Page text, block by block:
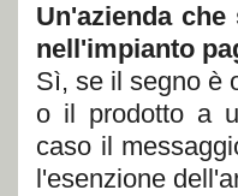
Un'azienda
nell'impianto
Sì, se il segno è
o il prodotto a
caso il
l'esenzione